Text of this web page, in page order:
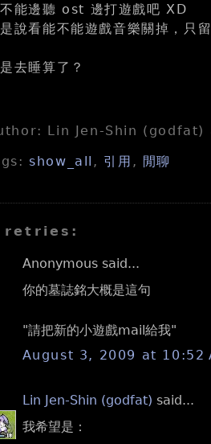
能邊聽 ost 邊打遊戲吧 XD
說看能不能遊戲音樂關掉，只
去睡算了？
Lin Jen-Shin (godfat)
show_all , 引用 , 閒聊
retries:
Anonymous said...
你的墓誌銘大概是這句
"請把新的小遊戲mail給我"
August 3, 2009 at 10:52
Lin Jen-Shin (godfat) said...
我希望是：